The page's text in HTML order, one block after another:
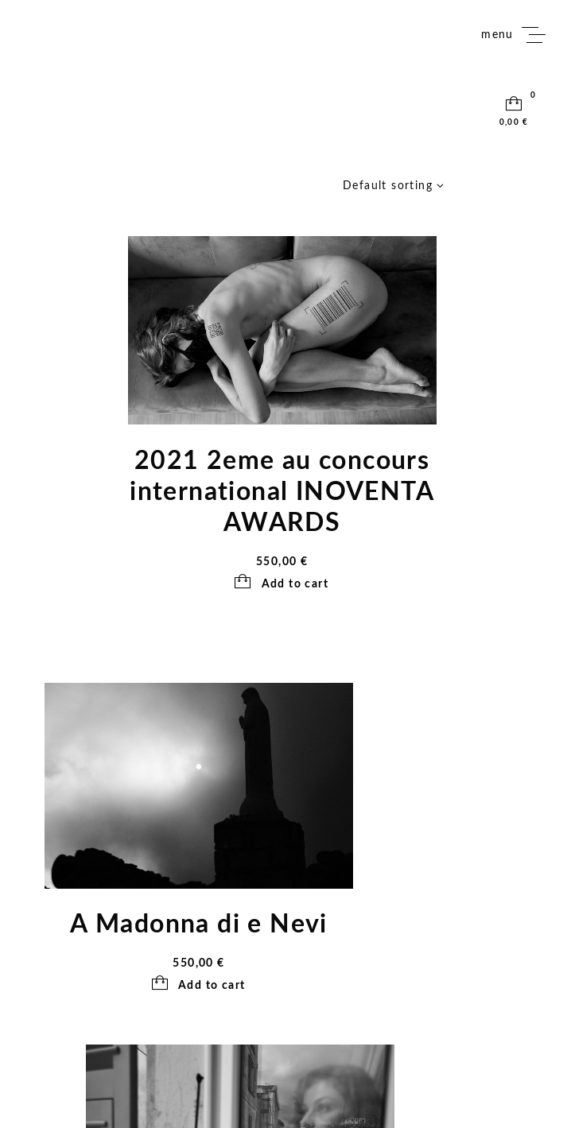
menu
0
0,00 €
Default sorting
2021 2eme au concours
international INOVENTA
AWARDS
550,00 €
Add to cart
A Madonna di e Nevi
550,00€
Add to cart